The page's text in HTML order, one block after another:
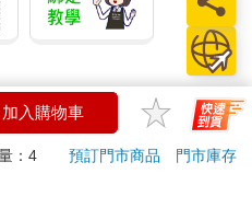
如接獲電話要求您前往
以免受騙上當！
加入購物車
：4 預訂門市商品
門市庫存